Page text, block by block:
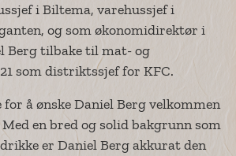
i Biltema, varehussjef i
og som økonomidirektør i
Berg tilbake til mat- og
som distriktssjef for KFC.
å ønske Daniel Berg velkommen
en bred og solid bakgrunn som
er Daniel Berg akkurat den